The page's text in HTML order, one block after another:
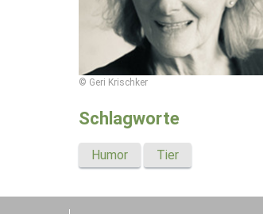
© Geri Krischker
Schlagworte
Humor Tier